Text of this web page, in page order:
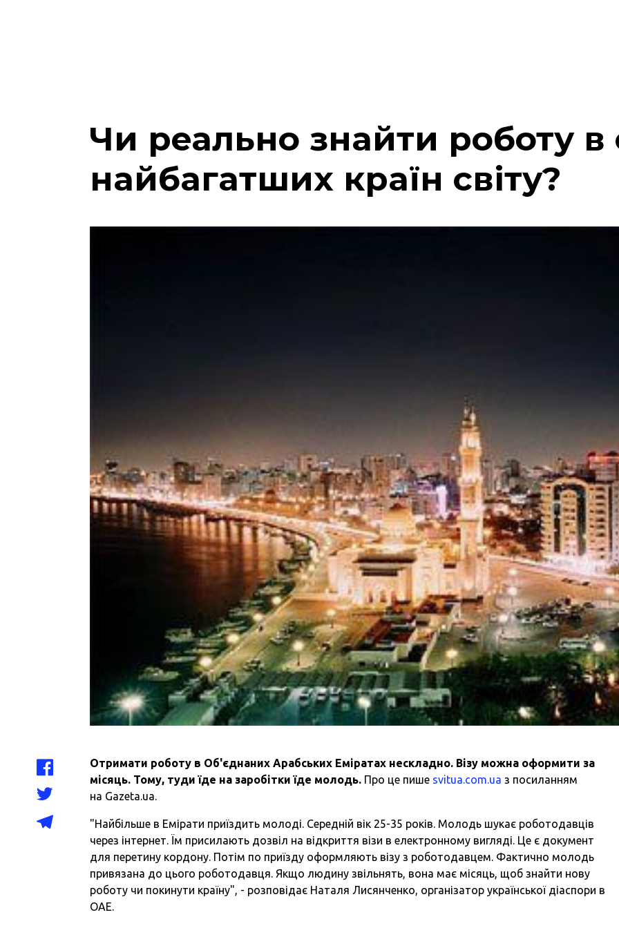
Чи реально знайти роботу в
найбагатших країн світу?
Отримати роботу в Об'єднаних Арабських Еміратах нескладно. Візу можна оформити за
місяць. Тому, туди їде на заробітки їде молодь. Про це пише svitua.com.ua з посиланням
на Gazeta.ua.
"Найбільше в Емірати приїздить молоді. Середній вік 25-35 років. Молодь шукає роботодавців
через інтернет. Їм присилають дозвіл на відкриття візи в електронному вигляді. Це є документ
для перетину кордону. Потім по приїзду оформляють візу з роботодавцем. Фактично молодь
привязана до цього роботодавця. Якщо людину звільнять, вона має місяць, щоб знайти нову
роботу чи покинути країну", - розповідає Наталя Лисянченко, організатор української діаспори в
ОАЕ.